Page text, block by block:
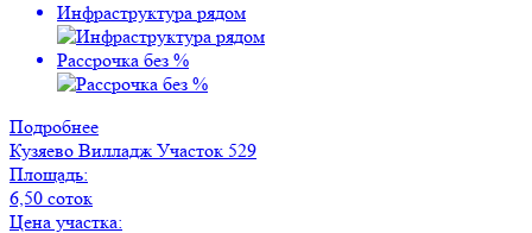
Инфраструктура рядом
Рассрочка без %
Подробнее
Кузяево Вилладж Участок 529
Площадь:
6,50 соток
Цена участка: